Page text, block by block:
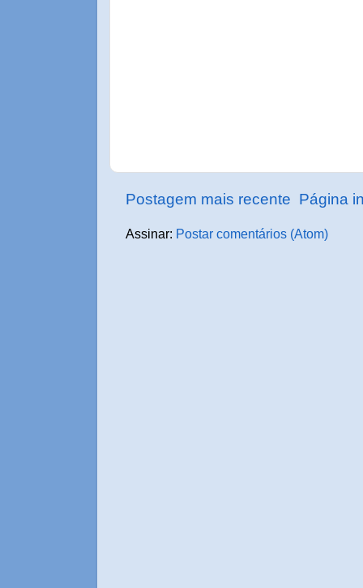
Postagem mais recente Página
Assinar: Postar comentários (Atom)